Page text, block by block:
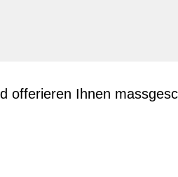
offerieren Ihnen